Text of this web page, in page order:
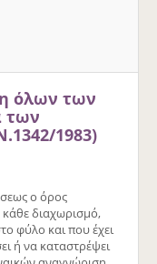
όλων των
των
1983)
ο όρος
διαχωρισμό,
φύλο και που έχει
ή να καταστρέψει